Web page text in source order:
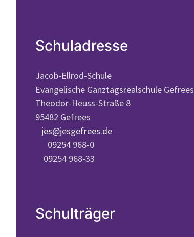
Schuladresse
Jacob-Ellrod-Schule
Evangelische Ganztagsrealschule Gefrees
Theodor-Heuss-Straße 8
95482 Gefrees
jes@jesgefrees.de
09254 968-0
09254 968-33
Schulträger